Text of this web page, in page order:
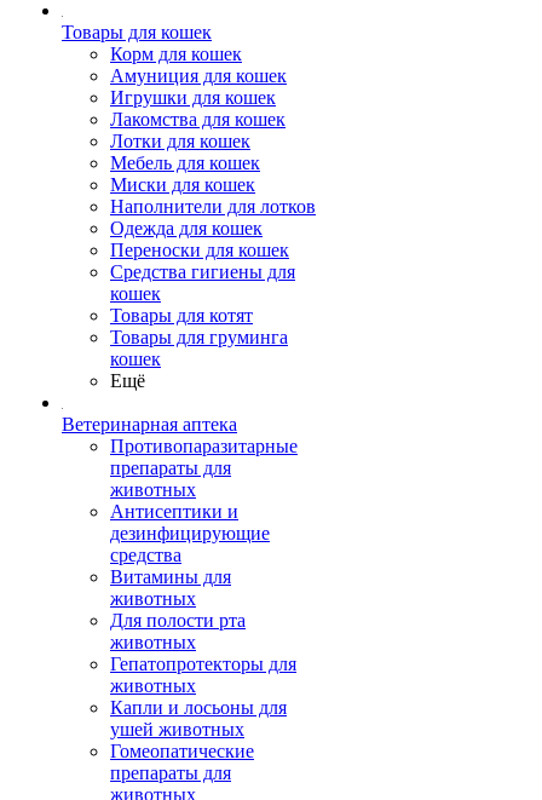
Товары для кошек
Корм для кошек
Амуниция для кошек
Игрушки для кошек
Лакомства для кошек
Лотки для кошек
Мебель для кошек
Миски для кошек
Наполнители для лотков
Одежда для кошек
Переноски для кошек
Средства гигиены для
кошек
Товары для котят
Товары для груминга
кошек
Ещё
Ветеринарная аптека
Противопаразитарные
препараты для
животных
Антисептики и
дезинфицирующие
средства
Витамины для
животных
Для полости рта
животных
Гепатопротекторы для
животных
Капли и лосьоны для
ушей животных
Гомеопатические
препараты для
животных